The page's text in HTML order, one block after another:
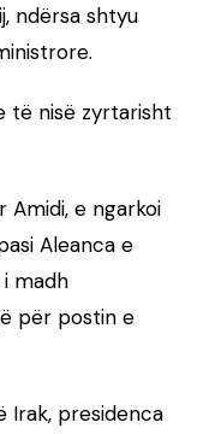
ndërsa shtyu
të nisë zyrtarisht
Amidi, e ngarkoi
Aleanca e
madh
për postin e
Irak, presidenca